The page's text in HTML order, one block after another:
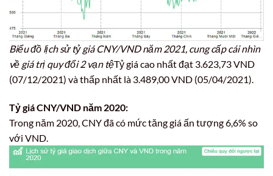
Biểu đồ lịch sử tỷ giá CNY/VND năm 2021, cung cấp cái nhìn
về giá trị quy đổi 2 vạn tệTỷ giá cao nhất đạt 3.623,73 VND
(07/12/2021) và thấp nhất là 3.489,00 VND (05/04/2021).
Tỷ giá CNY/VND năm 2020:
Trong năm 2020, CNY đã có mức tăng giá ấn tượng 6,6% so
với VND.